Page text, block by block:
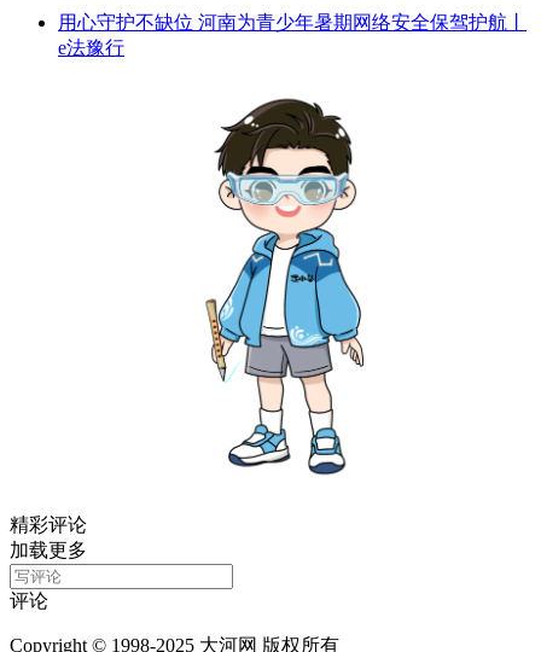
用心守护不缺位 河南为青少年暑期网络安全保驾护航丨
e法豫行
精彩评论
加载更多
评论
Copyright © 1998-2025 大河网 版权所有